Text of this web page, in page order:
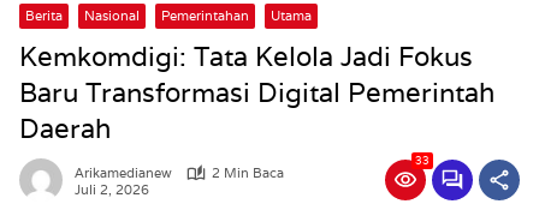
Berita Nasional Pemerintahan Utama
Kemkomdigi: Tata Kelola Jadi Fokus
Baru Transformasi Digital Pemerintah
Daerah
Arikamedianew
2 Min Baca
Juli 2, 2026
33